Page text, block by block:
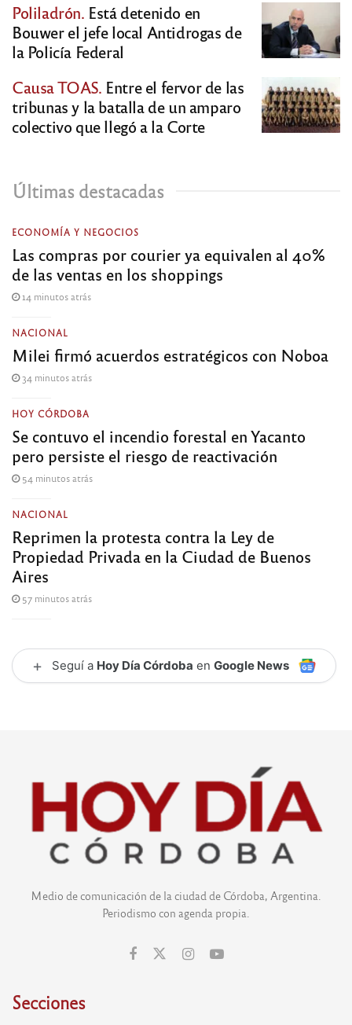
Poliladrón. Está detenido en
Bouwer el jefe local Antidrogas de
la Policía Federal
Causa TOAS. Entre el fervor de las
tribunas y la batalla de un amparo
colectivo que llegó a la Corte
Últimas destacadas
ECONOMÍA Y NEGOCIOS
Las compras por courier ya equivalen al 40%
de las ventas en los shoppings
14 minutos atrás
NACIONAL
Milei firmó acuerdos estratégicos con Noboa
34 minutos atrás
HOY CÓRDOBA
Se contuvo el incendio forestal en Yacanto
pero persiste el riesgo de reactivación
54 minutos atrás
NACIONAL
Reprimen la protesta contra la Ley de
Propiedad Privada en la Ciudad de Buenos
Aires
57 minutos atrás
+ Seguí a Hoy Día Córdoba en Google News
Medio de comunicación de la ciudad de Córdoba, Argentina.
Periodismo con agenda propia.
Secciones